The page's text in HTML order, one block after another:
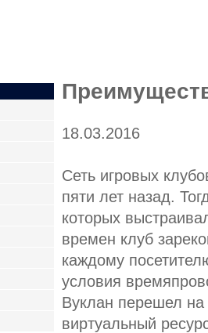
18.03.2016
Сеть игровых
пяти лет назад.
которых
времен клуб
каждому
условия
Вуклан перешел на
виртуальный